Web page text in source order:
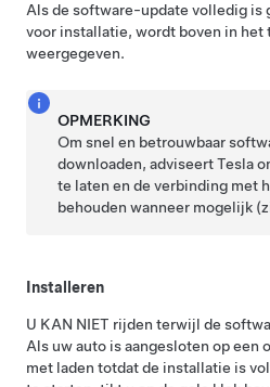
Als de software-update volledig is
voor installatie, wordt boven in het
weergegeven.
OPMERKING
Om snel en betrouwbaar
downloaden, adviseert Tesla
te laten en de verbinding met
behouden wanneer mogelijk
Installeren
U KAN NIET rijden terwijl de
Als uw auto is aangesloten op een
met laden totdat de installatie is